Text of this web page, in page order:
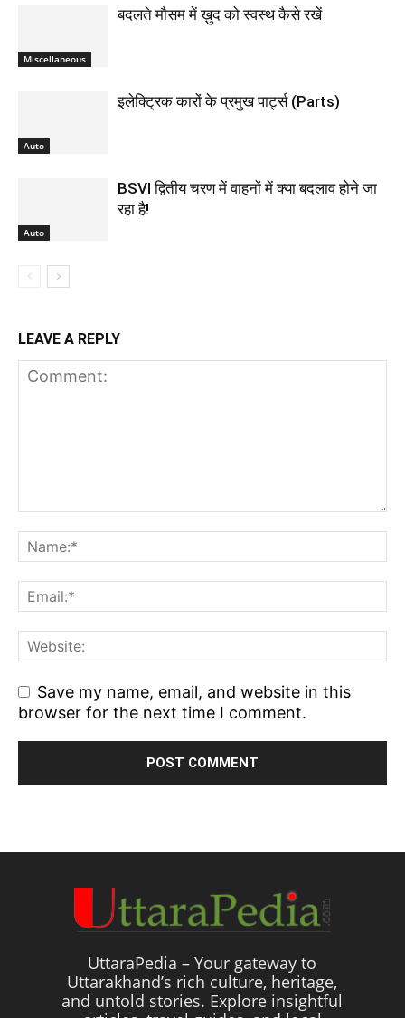
Miscellaneous
बदलते मौसम में ख़ुद को स्वस्थ कैसे रखें
Auto
इलेक्ट्रिक कारों के प्रमुख पार्ट्स (Parts)
Auto
BSVI द्वितीय चरण में वाहनों में क्या बदलाव होने जा
रहा है!
LEAVE A REPLY
Save my name, email, and website in this
browser for the next time I comment.
UttaraPedia – Your gateway to
Uttarakhand’s rich culture, heritage,
and untold stories. Explore insightful